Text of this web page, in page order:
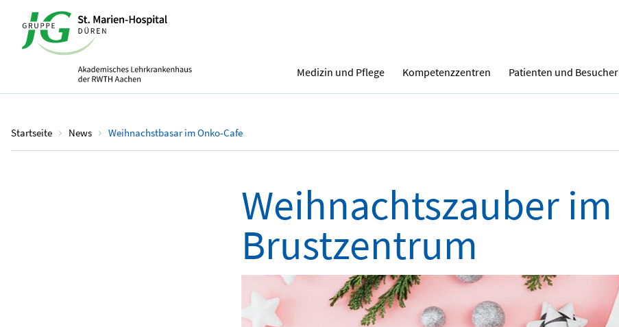
Medizin und Pflege Kompetenzzentren Patienten und Besucher
Startseite News Weihnachstbasar im Onko-Cafe
Weihnachtszauber im
Brustzentrum